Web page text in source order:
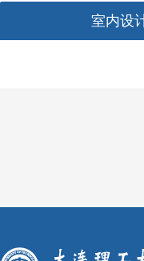
室内设